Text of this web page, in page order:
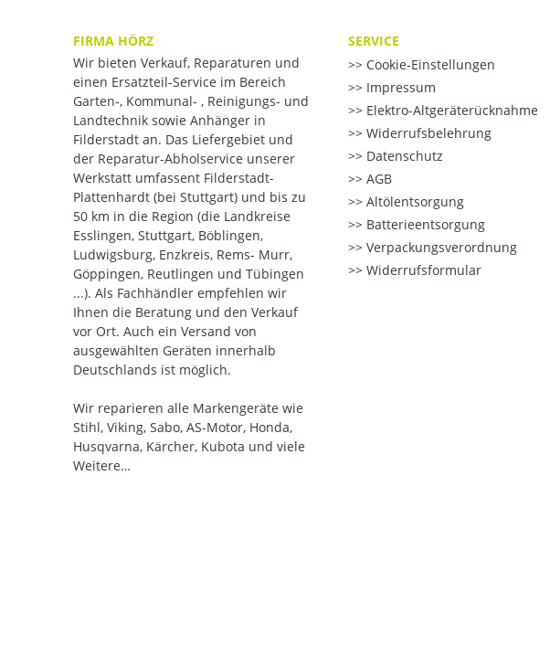
FIRMA HÖRZ
Wir bieten Verkauf, Reparaturen und
einen Ersatzteil-Service im Bereich
Garten-, Kommunal- , Reinigungs- und
Landtechnik sowie Anhänger in
Filderstadt an. Das Liefergebiet und
der Reparatur-Abholservice unserer
Werkstatt umfassent Filderstadt-
Plattenhardt (bei Stuttgart) und bis zu
50 km in die Region (die Landkreise
Esslingen, Stuttgart, Böblingen,
Ludwigsburg, Enzkreis, Rems- Murr,
Göppingen, Reutlingen und Tübingen
...). Als Fachhändler empfehlen wir
Ihnen die Beratung und den Verkauf
vor Ort. Auch ein Versand von
ausgewählten Geräten innerhalb
Deutschlands ist möglich.
Wir reparieren alle Markengeräte wie
Stihl, Viking, Sabo, AS-Motor, Honda,
Husqvarna, Kärcher, Kubota und viele
Weitere…
SERVICE
Cookie-Einstellungen
Impressum
Elektro-Altgeräterücknahme
Widerrufsbelehrung
Datenschutz
AGB
Altölentsorgung
Batterieentsorgung
Verpackungsverordnung
Widerrufsformular